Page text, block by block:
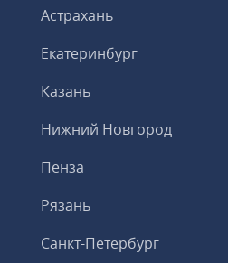
Астрахань
Екатеринбург
Казань
Нижний Новгород
Пенза
Рязань
Санкт-Петербург